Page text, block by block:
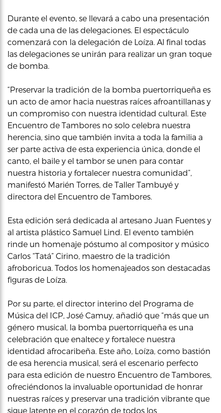
Durante el evento, se llevará a cabo una presentación
de cada una de las delegaciones. El espectáculo
comenzará con la delegación de Loíza. Al final todas
las delegaciones se unirán para realizar un gran toque
de bomba.
“Preservar la tradición de la bomba puertorriqueña es
un acto de amor hacia nuestras raíces afroantillanas y
un compromiso con nuestra identidad cultural. Este
Encuentro de Tambores no solo celebra nuestra
herencia, sino que también invita a toda la familia a
ser parte activa de esta experiencia única, donde el
canto, el baile y el tambor se unen para contar
nuestra historia y fortalecer nuestra comunidad”,
manifestó Marién Torres, de Taller Tambuyé y
directora del Encuentro de Tambores.
Esta edición será dedicada al artesano Juan Fuentes y
al artista plástico Samuel Lind. El evento también
rinde un homenaje póstumo al compositor y músico
Carlos “Tatá” Cirino, maestro de la tradición
afroboricua. Todos los homenajeados son destacadas
figuras de Loíza.
Por su parte, el director interino del Programa de
Música del ICP, José Camuy, añadió que “más que un
género musical, la bomba puertorriqueña es una
celebración que enaltece y fortalece nuestra
identidad afrocaribeña. Este año, Loíza, como bastión
de esa herencia musical, será el escenario perfecto
para esta edición de nuestro Encuentro de Tambores,
ofreciéndonos la invaluable oportunidad de honrar
nuestras raíces y preservar una tradición vibrante que
sigue latente en el corazón de todos los